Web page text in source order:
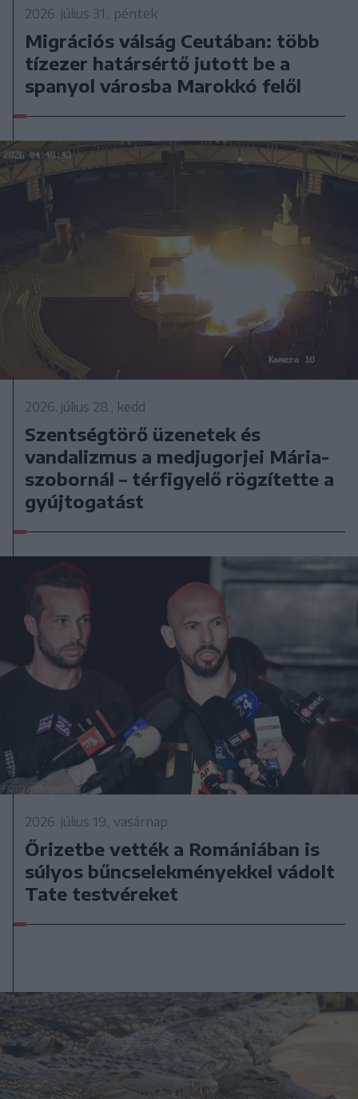
2026. július 31., péntek
Migrációs válság Ceutában: több
tízezer határsértő jutott be a
spanyol városba Marokkó felől
2026. július 28., kedd
Szentségtörő üzenetek és
vandalizmus a medjugorjei Mária-
szobornál – térfigyelő rögzítette a
gyújtogatást
2026. július 19., vasárnap
Őrizetbe vették a Romániában is
súlyos bűncselekményekkel vádolt
Tate testvéreket